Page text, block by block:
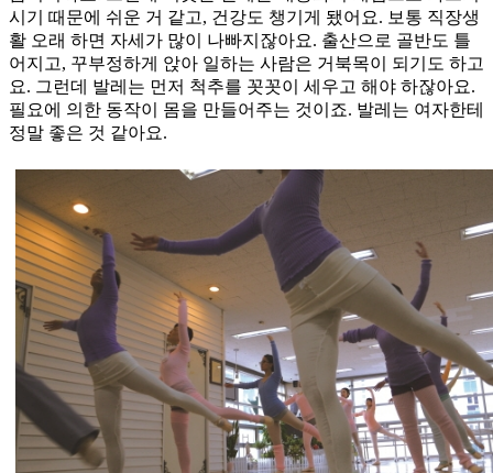
시기 때문에 쉬운 거 같고, 건강도 챙기게 됐어요. 보통 직장생
활 오래 하면 자세가 많이 나빠지잖아요. 출산으로 골반도 틀
어지고, 꾸부정하게 앉아 일하는 사람은 거북목이 되기도 하고
요. 그런데 발레는 먼저 척추를 꼿꼿이 세우고 해야 하잖아요.
필요에 의한 동작이 몸을 만들어주는 것이죠. 발레는 여자한테
정말 좋은 것 같아요.